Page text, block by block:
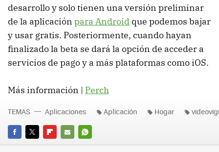
desarrollo y solo tienen una versión preliminar
de la aplicación para Android que podemos bajar
y usar gratis. Posteriormente, cuando hayan
finalizado la beta se dará la opción de acceder a
servicios de pago y a más plataformas como iOS.
Más información | Perch
FACEBOOK
TWITTERFLIPBOARD
E-
WHATSAPP
TEMAS Aplicaciones Aplicación Hogar